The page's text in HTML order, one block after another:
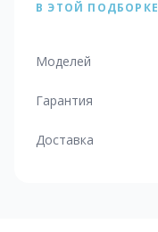
В ЭТОЙ ПОДБОРКЕ
Моделей
Гарантия
Доставка